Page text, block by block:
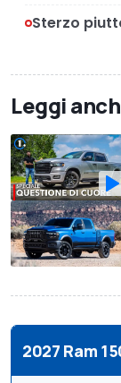
Sterzo
Leggi
2027 Ram